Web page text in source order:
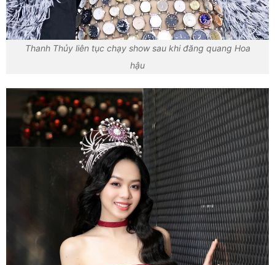
Thanh Thủy liên tục chạy show sau khi đăng quang Hoa
hậu